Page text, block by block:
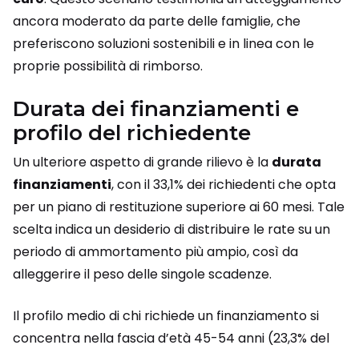
ancora moderato da parte delle famiglie, che
preferiscono soluzioni sostenibili e in linea con le
proprie possibilità di rimborso.
Durata dei finanziamenti e
profilo del richiedente
Un ulteriore aspetto di grande rilievo è la durata
finanziamenti, con il 33,1% dei richiedenti che opta
per un piano di restituzione superiore ai 60 mesi. Tale
scelta indica un desiderio di distribuire le rate su un
periodo di ammortamento più ampio, così da
alleggerire il peso delle singole scadenze.
Il profilo medio di chi richiede un finanziamento si
concentra nella fascia d’età 45-54 anni (23,3% del